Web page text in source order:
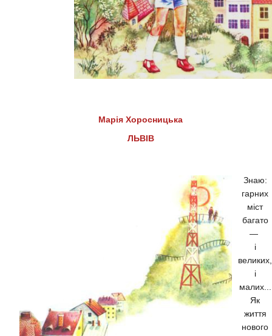
Марія Хоросницька
ЛЬВІВ
Знаю:
гарних
міст
багато
—
і
великих,
і
малих...
Як
життя
нового